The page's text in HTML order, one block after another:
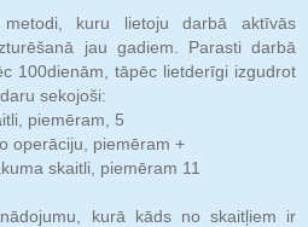
kuru lietoju darbā aktīvās
jau gadiem. Parasti darbā
100dienām, tāpēc lietderīgi izgudrot
sekojoši:
piemēram, 5
operāciju, piemēram +
skaitli, piemēram 11
kurā kāds no skaitļiem ir